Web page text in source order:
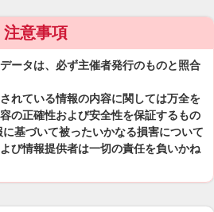
注意事項
ータは、必ず主催者発行のものと照合
れている情報の内容に関しては万全を
の正確性および安全性を保証するもの
基づいて被ったいかなる損害について
び情報提供者は一切の責任を負いかね